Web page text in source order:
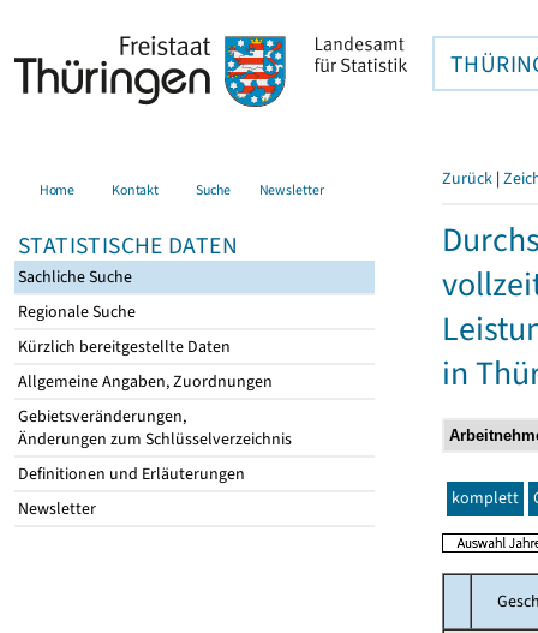
Home Kontakt Suche Newsletter
STATISTISCHE DATEN
Sachliche Suche
Regionale Suche
Kürzlich bereitgestellte Daten
Allgemeine Angaben, Zuordnungen
Gebietsveränderungen,
Änderungen zum Schlüsselverzeichnis
Definitionen und Erläuterungen
Newsletter
Zurück |
in
komplett